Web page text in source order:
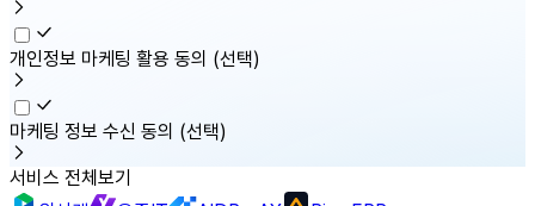
개인정보 마케팅 활용 동의 (선택)
마케팅 정보 수신 동의 (선택)
서비스 전체보기